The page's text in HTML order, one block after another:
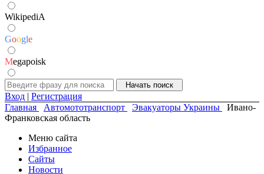
WikipediA
Google
Megapoisk
Вход | Регистрация
Главная
Автомототранспорт Эвакуаторы Украины
Ивано-
Франковская область
Меню сайта
Избранное
Сайты
Новости